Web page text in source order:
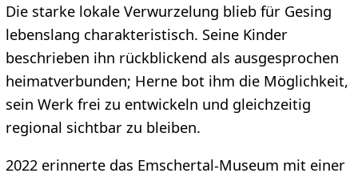
Die starke lokale Verwurzelung blieb für Gesing
lebenslang charakteristisch. Seine Kinder
beschrieben ihn rückblickend als ausgesprochen
heimatverbunden; Herne bot ihm die Möglichkeit,
sein Werk frei zu entwickeln und gleichzeitig
regional sichtbar zu bleiben.
2022 erinnerte das Emschertal-Museum mit einer